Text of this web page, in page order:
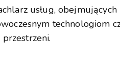
usług,
technologiom